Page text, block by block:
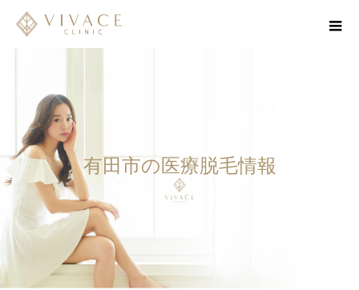
有田市の医療脱毛情報